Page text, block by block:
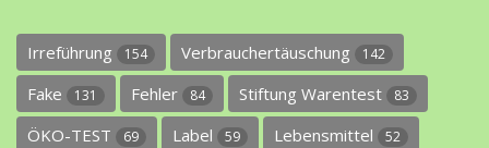
Irreführung 154 Verbrauchertäuschung 142
Fake 131 Fehler 84 Stiftung Warentest 83
ÖKO-TEST 69 Label 59 Lebensmittel 52